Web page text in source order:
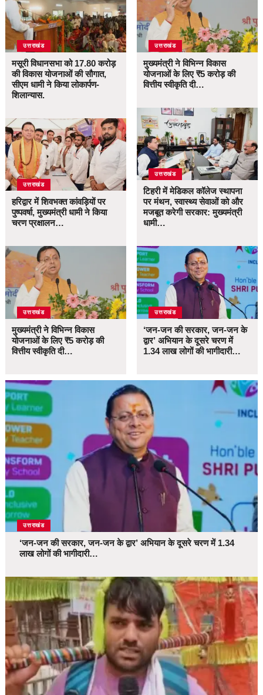
उत्तराखंड
मसूरी विधानसभा को 17.80 करोड़
की विकास योजनाओं की सौगात,
सीएम धामी ने किया लोकार्पण-
शिलान्यास.
उत्तराखंड
हरिद्वार में शिवभक्त कांवड़ियों पर
पुष्पवर्षा, मुख्यमंत्री धामी ने किया
चरण प्रक्षालन…
उत्तराखंड
मुख्यमंत्री ने विभिन्न विकास
योजनाओं के लिए ₹5 करोड़ की
वित्तीय स्वीकृति दी…
उत्तराखंड
मुख्यमंत्री ने विभिन्न विकास
योजनाओं के लिए ₹5 करोड़ की
वित्तीय स्वीकृति दी…
उत्तराखंड
टिहरी में मेडिकल कॉलेज स्थापना
पर मंथन, स्वास्थ्य सेवाओं को और
मजबूत करेगी सरकार: मुख्यमंत्री
धामी…
उत्तराखंड
‘जन-जन की सरकार, जन-जन के
द्वार’ अभियान के दूसरे चरण में
1.34 लाख लोगों की भागीदारी…
उत्तराखंड
‘जन-जन की सरकार, जन-जन के द्वार’ अभियान के दूसरे चरण में 1.34
लाख लोगों की भागीदारी…